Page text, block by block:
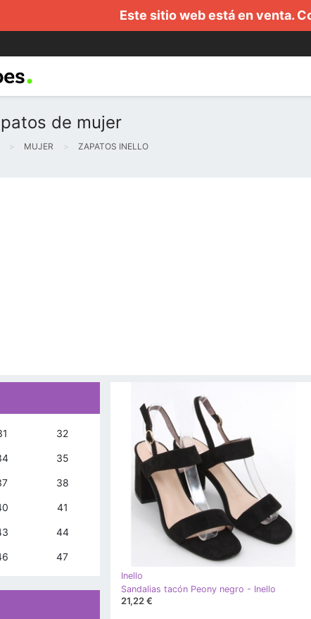
Este sitio web está en venta.
de mujer
MUJER ZAPATOS INELLO
Inello
Sandalias tacón Peony negro - Inello
21,22 €
32
35
38
41
44
47